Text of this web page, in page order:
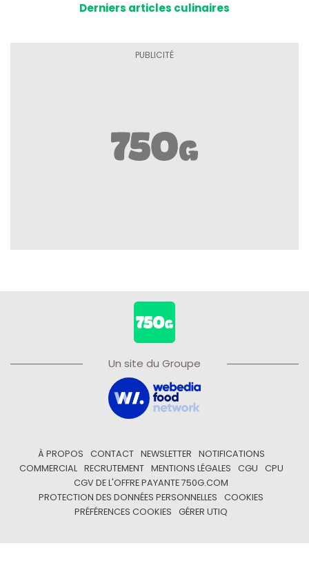
Derniers articles culinaires
Un site du Groupe
À PROPOS CONTACT NEWSLETTER
NOTIFICATIONS
COMMERCIAL
RECRUTEMENT MENTIONS LÉGALES CGU
CPU
CGV DE L'OFFRE PAYANTE 750G.COM
PROTECTION DES DONNÉES PERSONNELLES
COOKIES
PRÉFÉRENCES COOKIES
GÉRER UTIQ